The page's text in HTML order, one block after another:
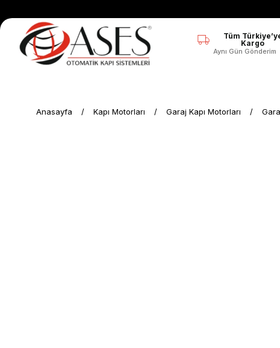
Tüm
Kargo
Aynı Gün Gönderim
Anasayfa Kapı Motorları Garaj Kapı Motorları